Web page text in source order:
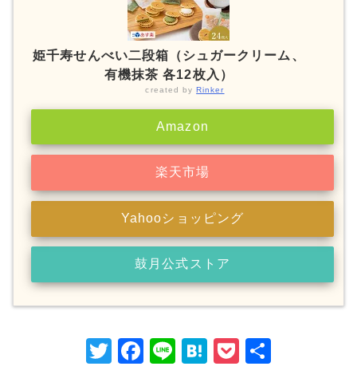
姫千寿せんべい二段箱（シュガークリーム、
有機抹茶 各12枚入）
created byRinker
Amazon
楽天市場
Yahooショッピング
鼓月公式ストア
T
F Li H P